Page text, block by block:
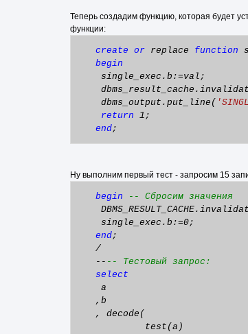
Теперь создадим функцию, которая будет
функции:
create or replace function
begin
single_exec.b:=val;
dbms_output.put_line(
return 1;
end;
Ну выполним первый тест - запросим 15
begin
-- Сбросим значения
single_exec.b:=0;
end;
/
-- -- Тестовый запрос:
select
a
,b
, decode(
test(a)